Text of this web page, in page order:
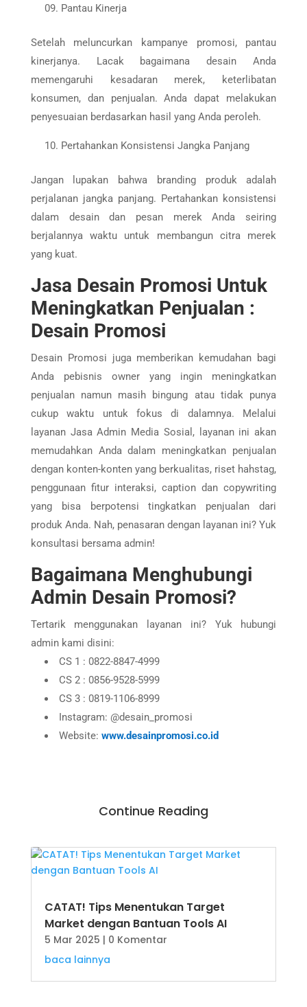
Pantau Kinerja
Setelah meluncurkan kampanye promosi, pantau
kinerjanya. Lacak bagaimana desain Anda
memengaruhi kesadaran merek, keterlibatan
konsumen, dan penjualan. Anda dapat melakukan
penyesuaian berdasarkan hasil yang Anda peroleh.
Pertahankan Konsistensi Jangka Panjang
Jangan lupakan bahwa branding produk adalah
perjalanan jangka panjang. Pertahankan konsistensi
dalam desain dan pesan merek Anda seiring
berjalannya waktu untuk membangun citra merek
yang kuat.
Jasa Desain Promosi Untuk
Meningkatkan Penjualan :
Desain Promosi
Desain Promosi juga memberikan kemudahan bagi
Anda pebisnis owner yang ingin meningkatkan
penjualan namun masih bingung atau tidak punya
cukup waktu untuk fokus di dalamnya. Melalui
layanan Jasa Admin Media Sosial, layanan ini akan
memudahkan Anda dalam meningkatkan penjualan
dengan konten-konten yang berkualitas, riset hahstag,
penggunaan fitur interaksi, caption dan copywriting
yang bisa berpotensi tingkatkan penjualan dari
produk Anda. Nah, penasaran dengan layanan ini? Yuk
konsultasi bersama admin!
Bagaimana Menghubungi
Admin Desain Promosi?
Tertarik menggunakan layanan ini? Yuk hubungi
admin kami disini:
CS 1 : 0822-8847-4999
CS 2 : 0856-9528-5999
CS 3 : 0819-1106-8999
Instagram: @desain_promosi
Website: www.desainpromosi.co.id
Continue Reading
CATAT! Tips Menentukan Target
Market dengan Bantuan Tools AI
5 Mar 2025 | 0 Komentar
baca lainnya